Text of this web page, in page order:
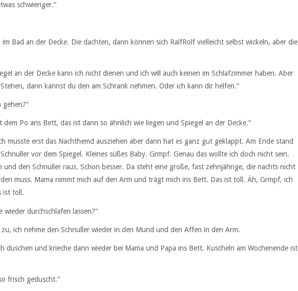
schwieriger.“
im Bad an der Decke. Die dachten, dann können sich RalfRolf vielleicht selbst wickeln, aber die
an der Decke kann ich nicht dienen und ich will auch keinen im Schlafzimmer haben. Aber
dann kannst du den am Schrank nehmen. Oder ich kann dir helfen.“
gehen?“
Po ans Bett, das ist dann so ähnlich wie liegen und Spiegel an der Decke.“
musste erst das Nachthemd ausziehen aber dann hat es ganz gut geklappt. Am Ende stand
vor dem Spiegel. Kleines süßes Baby. Grmpf. Genau das wollte ich doch nicht sein.
und den Schnuller raus. Schon besser. Da steht eine große, fast zehnjährige, die nachts nicht
muss. Mama nimmt mich auf den Arm und trägt mich ins Bett. Das ist toll. Äh, Grmpf, ich
ist toll.
durchschlafen lassen?“
ich nehme den Schnuller wieder in den Mund und den Affen in den Arm.
duschen und krieche dann wieder bei Mama und Papa ins Bett. Kuscheln am Wochenende ist
frisch geduscht.“